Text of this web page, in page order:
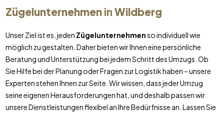
ZügelunternehmeninWildberg
Unser Ziel ist es, jeden Zügelunternehmenso individuell wie
möglich zu gestalten. Daher bieten wir Ihnen eine persönliche
Beratung und Unterstützung bei jedem Schritt des Umzugs. Ob
Sie Hilfe bei der Planung oder Fragen zur Logistik haben – unsere
Experten stehen Ihnen zur Seite. Wir wissen, dass jeder Umzug
seine eigenen Herausforderungen hat, und deshalb passen wir
unsere Dienstleistungen flexibel an Ihre Bedürfnisse an. Lassen Sie